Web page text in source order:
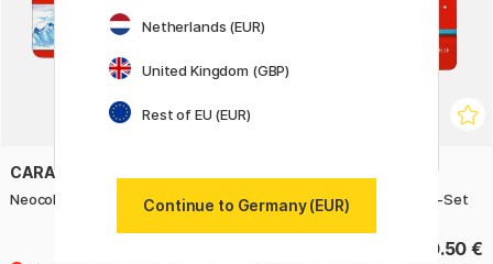
CARAN D'ACHE
Neocolor II Aquarelle 84er-Set Swisscolor Aquarelle 30er-Set
50.50 €
Netherlands (EUR)
United Kingdom (GBP)
Rest of EU (EUR)
Continue to Germany (EUR)